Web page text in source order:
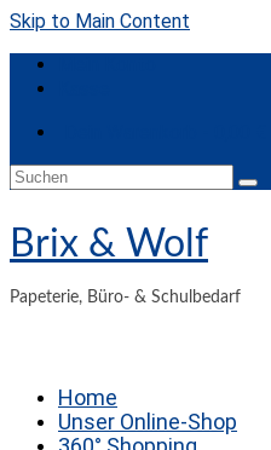
Skip to Main Content
Suchen
Brix & Wolf
Papeterie, Büro- & Schulbedarf
Home
Unser Online-Shop